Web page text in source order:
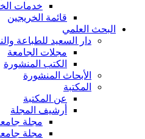
خدمات
قائمة الخريجين
البحث العلمي
دار السعيد للطباعة
مجلات الجامعة
الكتب المنشورة
الأبحاث المنشورة
المكتبة
عن المكتبة
أرشيف المجلة
مجلة
مجلة